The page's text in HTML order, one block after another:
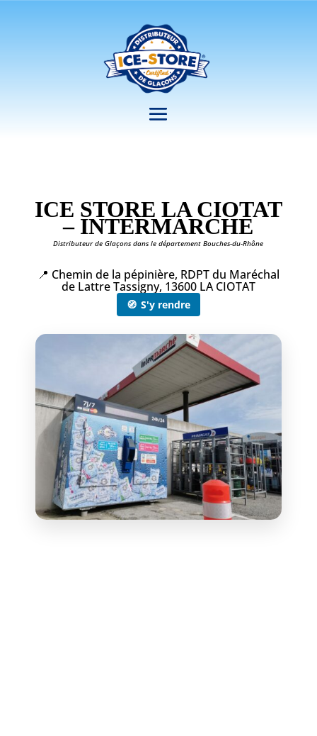
ICE STORE LA CIOTAT
– INTERMARCHE
Distributeur de Glaçons dans le département Bouches-du-Rhône
📍 Chemin de la pépinière, RDPT du Maréchal
de Lattre Tassigny, 13600 LA CIOTAT
🧭 S'y rendre